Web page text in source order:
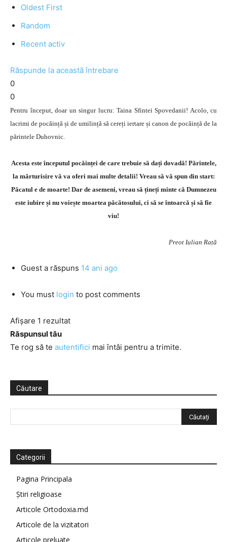
Oldest First
Random
Recent activ
Răspunde la această întrebare
0
0
Pentru început, doar un singur lucru: Taina Sfintei Spovedanii! Acolo, cu
lacrimi de pocăință și de umilință să cereți iertare și canon de pocăință de la
părintele Duhovnic.
Acesta este începutul pocăinței de care trebuie să dați dovadă! Părintele,
la mărturisire vă va oferi mai multe detalii! Vreau să vă spun din start:
Păcatul e de moarte! Dar de asemeni, vreau să țineți minte că Dumnezeu
este iubire și nu voiește moartea păcătosului, ci să se întoarcă și să fie
viu!
Preot Iulian Rață
Guest a răspuns 14 ani ago
You must login to post comments
Afișare 1 rezultat
Răspunsul tău
Te rog să te autentifici mai întâi pentru a trimite.
Căutare
Categorii
Pagina Principala
Știri religioase
Articole Ortodoxia.md
Articole de la vizitatori
Articole preluate